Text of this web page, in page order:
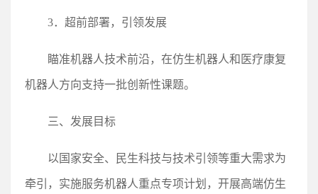
3．超前部署，引领发展
瞄准机器人技术前沿，在仿生机器人和医疗康复
机器人方向支持一批创新性课题。
三、发展目标
以国家安全、民生科技与技术引领等重大需求为
牵引，实施服务机器人重点专项计划，开展高端仿生